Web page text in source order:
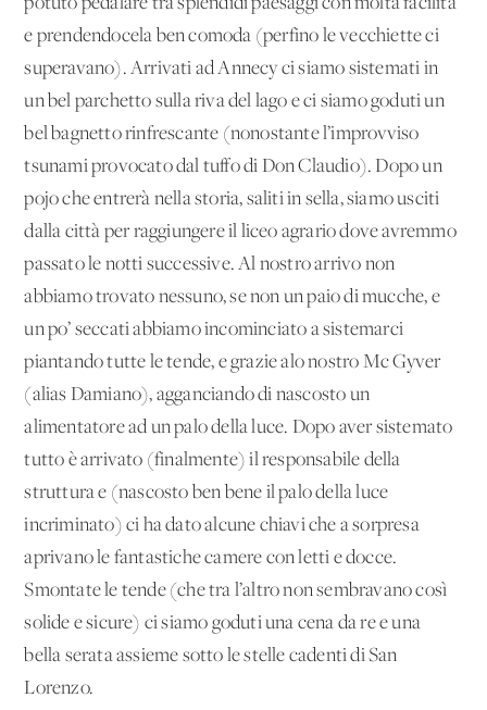
e prendendocela ben comoda (perfino le vecchiette ci
superavano). Arrivati ad Annecy ci siamo sistemati in
un bel parchetto sulla riva del lago e ci siamo goduti un
bel bagnetto rinfrescante (nonostante l’improvviso
tsunami provocato dal tuffo di Don Claudio). Dopo un
pojo che entrerà nella storia, saliti in sella, siamo usciti
dalla città per raggiungere il liceo agrario dove avremmo
passato le notti successive. Al nostro arrivo non
abbiamo trovato nessuno, se non un paio di mucche, e
un po’ seccati abbiamo incominciato a sistemarci
piantando tutte le tende, e grazie alo nostro Mc Gyver
(alias Damiano), agganciando di nascosto un
alimentatore ad un palo della luce. Dopo aver sistemato
tutto è arrivato (finalmente) il responsabile della
struttura e (nascosto ben bene il palo della luce
incriminato) ci ha dato alcune chiavi che a sorpresa
aprivano le fantastiche camere con letti e docce.
Smontate le tende (che tra l’altro non sembravano così
solide e sicure) ci siamo goduti una cena da re e una
bella serata assieme sotto le stelle cadenti di San
Lorenzo.